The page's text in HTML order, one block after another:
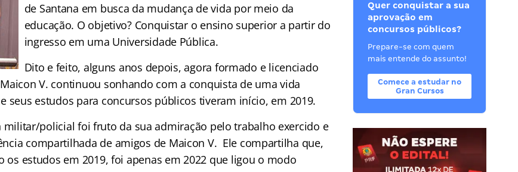
de Santana em busca da mudança de vida por meio da
educação. O objetivo? Conquistar o ensino superior a partir do
ingresso em uma Universidade Pública.
Dito e feito, alguns anos depois, agora formado e licenciado
V. continuou sonhando com a conquista de uma vida
seus estudos para concursos públicos tiveram início, em 2019.
militar/policial foi fruto da sua admiração pelo trabalho exercido e
compartilhada de amigos de Maicon V. Ele compartilha que,
os estudos em 2019, foi apenas em 2022 que ligou o modo
Quer conquistar a sua
aprovação em
concursos públicos?
Prepare-se com quem
mais entende do assunto!
Comece a estudar no
Gran Cursos